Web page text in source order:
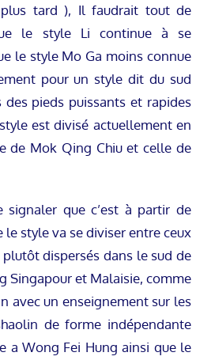
tard ), Il faudrait tout de
le style Li continue à se
le style Mo Ga moins connue
pour un style dit du sud
des pieds puissants et rapides
est divisé actuellement en
de Mok Qing Chiu et celle de
que c’est à partir de
le style va se diviser entre ceux
dispersés dans le sud de
Singapour et Malaisie, comme
avec un enseignement sur les
de forme indépendante
a Wong Fei Hung ainsi que le